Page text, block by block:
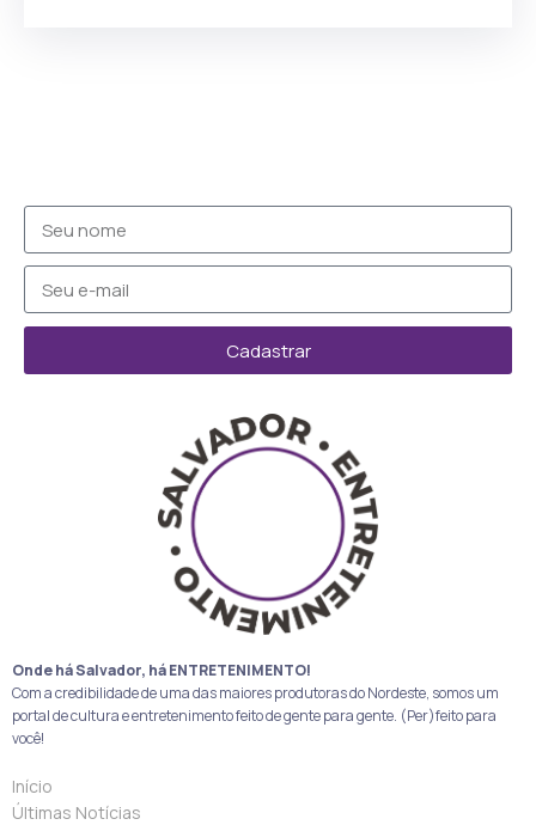
Cadastrar
Onde há Salvador, há ENTRETENIMENTO!
Com a credibilidade de uma das maiores produtoras do Nordeste, somos um
portal de cultura e entretenimento feito de gente para gente. (Per)feito para
você!
Início
Últimas Notícias